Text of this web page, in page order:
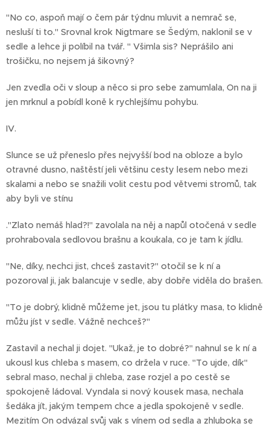
"No co, aspoň mají o čem pár týdnu mluvit a nemrač se,
nesluší ti to." Srovnal krok Nigtmare se Šedým, naklonil se v
sedle a lehce ji políbil na tvář. " Všimla sis? Neprášilo ani
trošičku, no nejsem já šikovný?
Jen zvedla oči v sloup a něco si pro sebe zamumlala, On na ji
jen mrknul a pobídl koně k rychlejšímu pohybu.
IV.
Slunce se už přeneslo přes nejvyšší bod na obloze a bylo
otravné dusno, naštěstí jeli většinu cesty lesem nebo mezi
skalami a nebo se snažili volit cestu pod větvemi stromů, tak
aby byli ve stínu
."Zlato nemáš hlad?!" zavolala na něj a napůl otočená v sedle
prohrabovala sedlovou brašnu a koukala, co je tam k jídlu.
"Ne, díky, nechci jist, chceš zastavit?" otočil se k ní a
pozoroval ji, jak balancuje v sedle, aby dobře viděla do brašen.
"To je dobrý, klidně můžeme jet, jsou tu plátky masa, to klidně
můžu jíst v sedle. Vážně nechceš?"
Zastavil a nechal ji dojet. "Ukaž, je to dobré?" nahnul se k ní a
ukousl kus chleba s masem, co držela v ruce. "To ujde, dík"
sebral maso, nechal ji chleba, zase rozjel a po cestě se
spokojeně ládoval. Vyndala si nový kousek masa, nechala
šedáka jít, jakým tempem chce a jedla spokojeně v sedle.
Mezitím On odvázal svůj vak s vínem od sedla a zhluboka se